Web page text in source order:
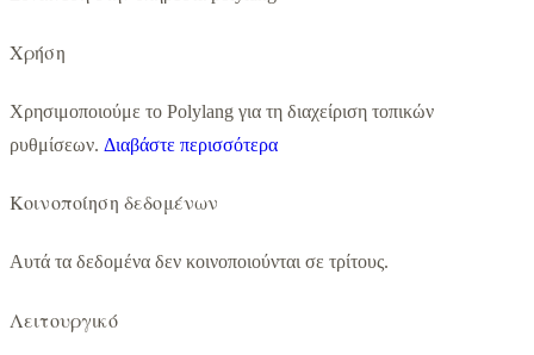
Χρήση
Χρησιμοποιούμε το Polylang για τη διαχείριση τοπικών
ρυθμίσεων. Διαβάστε περισσότερα
Κοινοποίηση δεδομένων
Αυτά τα δεδομένα δεν κοινοποιούνται σε τρίτους.
Λειτουργικό